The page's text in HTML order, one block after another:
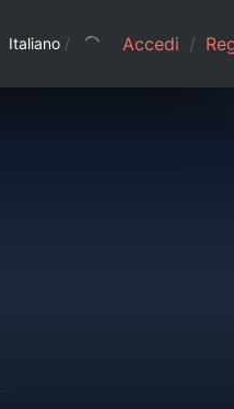
Italiano / Accedi /